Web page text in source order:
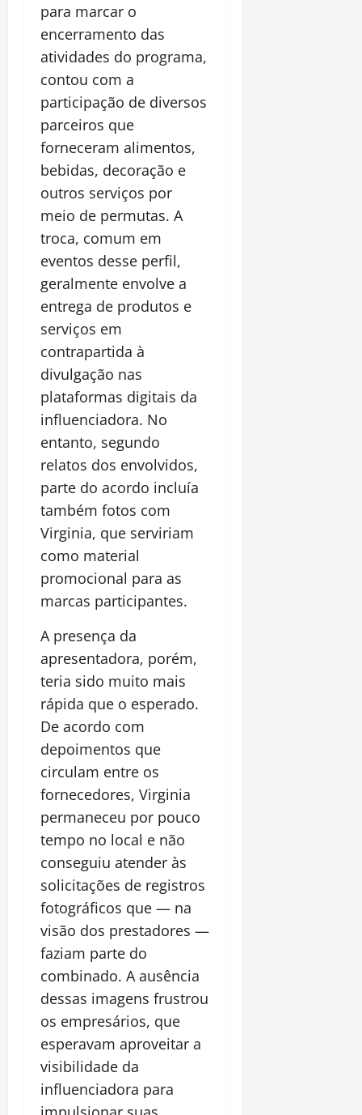
para marcar o
encerramento das
atividades do programa,
contou com a
participação de diversos
parceiros que
forneceram alimentos,
bebidas, decoração e
outros serviços por
meio de permutas. A
troca, comum em
eventos desse perfil,
geralmente envolve a
entrega de produtos e
serviços em
contrapartida à
divulgação nas
plataformas digitais da
influenciadora. No
entanto, segundo
relatos dos envolvidos,
parte do acordo incluía
também fotos com
Virginia, que serviriam
como material
promocional para as
marcas participantes.
A presença da
apresentadora, porém,
teria sido muito mais
rápida que o esperado.
De acordo com
depoimentos que
circulam entre os
fornecedores, Virginia
permaneceu por pouco
tempo no local e não
conseguiu atender às
solicitações de registros
fotográficos que — na
visão dos prestadores —
faziam parte do
combinado. A ausência
dessas imagens frustrou
os empresários, que
esperavam aproveitar a
visibilidade da
influenciadora para